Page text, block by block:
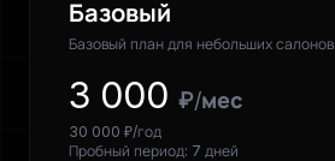
Базовый
Базовый план для небольших салонов
3 000 ₽/мес
30 000 ₽/год
Пробный период: 7 дней